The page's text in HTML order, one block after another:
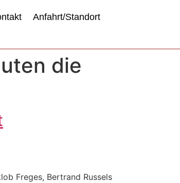
Anfahrt/Standort
die
Freges, Bertrand Russels